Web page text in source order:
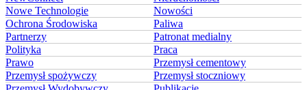
Nowe Technologie
Nowości
Ochrona Środowiska
Paliwa
Partnerzy
Patronat medialny
Polityka
Praca
Prawo
Przemysł cementowy
Przemysł spożywczy
Przemysł stoczniowy